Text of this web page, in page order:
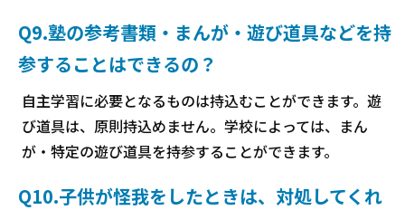
Q9.塾の参考書類・まんが・遊び道具などを持
参することはできるの？
自主学習に必要となるものは持込むことができます。遊
び道具は、原則持込めません。学校によっては、まん
が・特定の遊び道具を持参することができます。
Q10.子供が怪我をしたときは、対処してくれ